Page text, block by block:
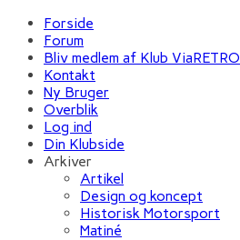
Forside
Forum
Bliv medlem af Klub ViaRETRO
Kontakt
Ny Bruger
Overblik
Log ind
Din Klubside
Arkiver
Artikel
Design og koncept
Historisk Motorsport
Matiné